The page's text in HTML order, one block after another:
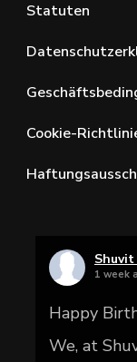
Statuten
Cookie-
1 week
Happy
We, at